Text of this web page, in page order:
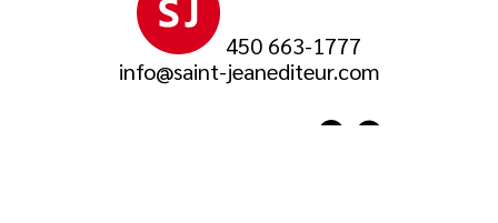
450 663-1777
info@saint-jeanediteur.com